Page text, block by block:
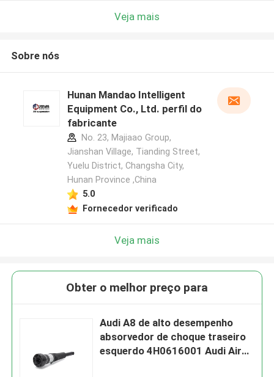
Veja mais
Sobre nós
Hunan Mandao Intelligent
Equipment Co., Ltd. perfil do
fabricante
No. 23, Majiaao Group,
Jianshan Village, Tianding Street,
Yuelu District, Changsha City,
Hunan Province ,China
5.0
Fornecedor verificado
Veja mais
Obter o melhor preço para
Audi A8 de alto desempenho
absorvedor de choque traseiro
esquerdo 4H0616001 Audi Air